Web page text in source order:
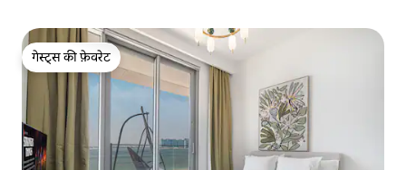
गेस्ट्स की फ़ेवरेट
गेस्ट्स की फ़ेवरेट